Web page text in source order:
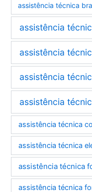
assistência técnica
assistência
assistência
assistência
assistência
assistência técnica
assistência técnica
assistência técnica
assistência técnica